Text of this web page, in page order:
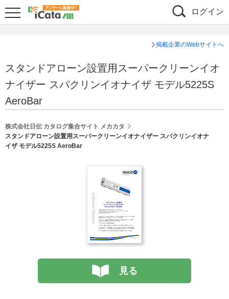
ログイン
掲載企業のWebサイトへ
スタンドアローン設置用スーパークリーンイオ
ナイザー スパクリンイオナイザ モデル5225S
AeroBar
株式会社日伝 カタログ集合サイト メカカタ
スタンドアローン設置用スーパークリーンイオナイザー スパクリンイオナ
イザ モデル5225S AeroBar
見る